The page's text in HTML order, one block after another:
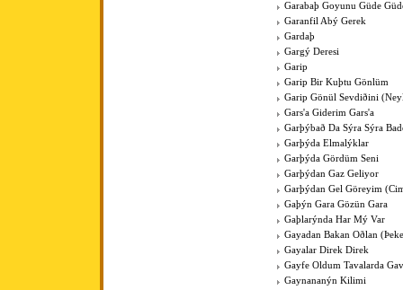
Garabaþ Goyunu Güde
Garanfil Abý Gerek
Gardaþ
Gargý Deresi
Garip
Garip Bir Kuþtu Gönlüm
Garip Gönül Sevdiðini
Gars'a Giderim Gars'a
Garþýbað Da Sýra Sýra
Garþýda Elmalýklar
Garþýda Gördüm Seni
Garþýdan Gaz Geliyor
Garþýdan Gel Göreyim
Gaþýn Gara Gözün Gara
Gaþlarýnda Har Mý Var
Gayadan Bakan Oðlan
Gayalar Direk Direk
Gayfe Oldum Tavalarda
Gaynananýn Kilimi